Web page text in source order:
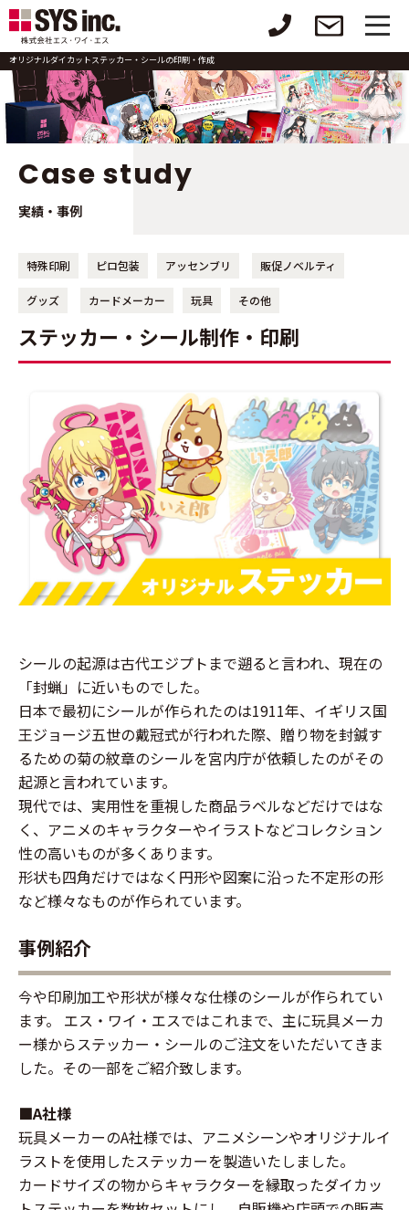
Case study
実績・事例
オリジナルダイカットステッカー・シールの印刷・作成
特殊印刷 ピロ包装 アッセンブリ 販促ノベルティ
グッズ カードメーカー 玩具 その他
ステッカー・シール制作・印刷
シールの起源は古代エジプトまで遡ると言われ、現在の
「封蝋」に近いものでした。
日本で最初にシールが作られたのは1911年、イギリス国
王ジョージ五世の戴冠式が行われた際、贈り物を封鍼す
るための菊の紋章のシールを宮内庁が依頼したのがその
起源と言われています。
現代では、実用性を重視した商品ラベルなどだけではな
く、アニメのキャラクターやイラストなどコレクション
性の高いものが多くあります。
形状も四角だけではなく円形や図案に沿った不定形の形
など様々なものが作られています。
事例紹介
今や印刷加工や形状が様々な仕様のシールが作られてい
ます。 エス・ワイ・エスではこれまで、主に玩具メーカ
ー様からステッカー・シールのご注文をいただいてきま
した。その一部をご紹介致します。
■A社様
玩具メーカーのA社様では、アニメシーンやオリジナルイ
ラストを使用したステッカーを製造いたしました。
カードサイズの物からキャラクターを縁取ったダイカッ